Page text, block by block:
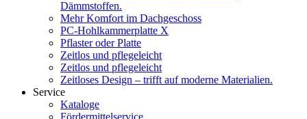
Dämmstoffen.
Mehr Komfort im Dachgeschoss
PC-Hohlkammerplatte X
Pflaster oder Platte
Zeitlos und pflegeleicht
Zeitlos und pflegeleicht
Zeitloses Design – trifft auf moderne Materialien.
Service
Kataloge
Fördermittelservice